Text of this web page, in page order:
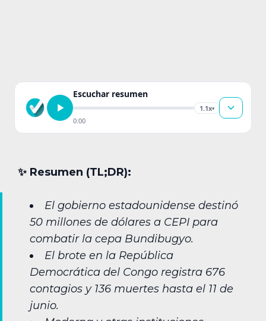
Escuchar resumen
1.1x▾
0:00
✨︎ Resumen (TL;DR):
El gobierno estadounidense destinó
50 millones de dólares a CEPI para
combatir la cepa Bundibugyo.
El brote en la República
Democrática del Congo registra 676
contagios y 136 muertes hasta el 11 de
junio.